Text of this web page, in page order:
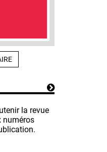
la revue
numéros